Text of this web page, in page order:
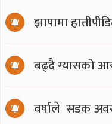
झापामा
बढ्दै ग्यासको
वर्षाले सडक